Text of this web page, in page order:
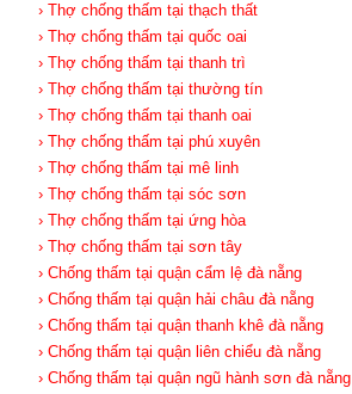
› Thợ chống thấm tại thạch thất
› Thợ chống thấm tại quốc oai
› Thợ chống thấm tại thanh trì
› Thợ chống thấm tại thường tín
› Thợ chống thấm tại thanh oai
› Thợ chống thấm tại phú xuyên
› Thợ chống thấm tại mê linh
› Thợ chống thấm tại sóc sơn
› Thợ chống thấm tại ứng hòa
› Thợ chống thấm tại sơn tây
› Chống thấm tại quận cẩm lệ đà nẵng
› Chống thấm tại quận hải châu đà nẵng
› Chống thấm tại quận thanh khê đà nẵng
› Chống thấm tại quận liên chiểu đà nẵng
› Chống thấm tại quận ngũ hành sơn đà nẵng